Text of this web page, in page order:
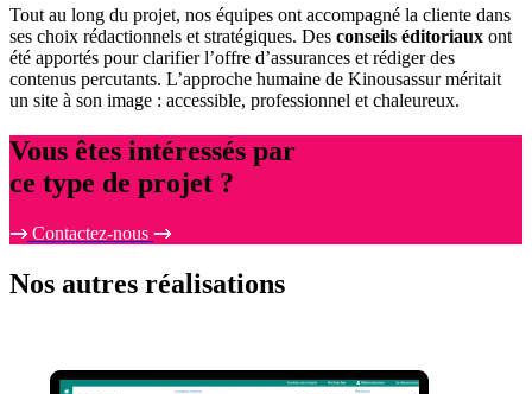
Tout au long du projet, nos équipes ont accompagné la cliente dans
ses choix rédactionnels et stratégiques. Des conseils éditoriaux ont
été apportés pour clarifier l’offre d’assurances et rédiger des
contenus percutants. L’approche humaine de Kinousassur méritait
un site à son image : accessible, professionnel et chaleureux.
Vous êtes intéressés par
ce type de projet ?
Contactez-nous
Nos autres réalisations